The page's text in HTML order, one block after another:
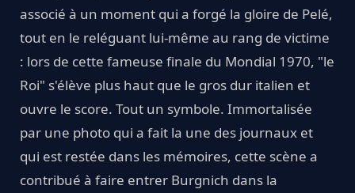
associé à un moment qui a forgé la gloire de Pelé,
tout en le reléguant lui-même au rang de victime
: lors de cette fameuse finale du Mondial 1970, "le
Roi" s'élève plus haut que le gros dur italien et
ouvre le score. Tout un symbole. Immortalisée
par une photo qui a fait la une des journaux et
qui est restée dans les mémoires, cette scène a
contribué à faire entrer Burgnich dans la